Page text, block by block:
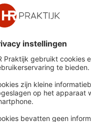
Duurzame inzetbaarheid
Van losse acties
Volgens
de sleutel in een
symptomen maar de
Dat vraagt om andere
inzet van